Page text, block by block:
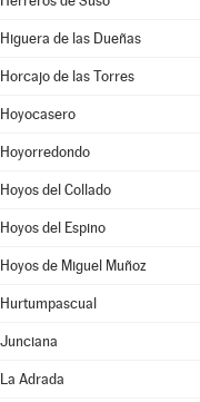
Higuera de las Dueñas
Horcajo de las Torres
Hoyocasero
Hoyorredondo
Hoyos del Collado
Hoyos del Espino
Hoyos de Miguel Muñoz
Hurtumpascual
Junciana
La Adrada